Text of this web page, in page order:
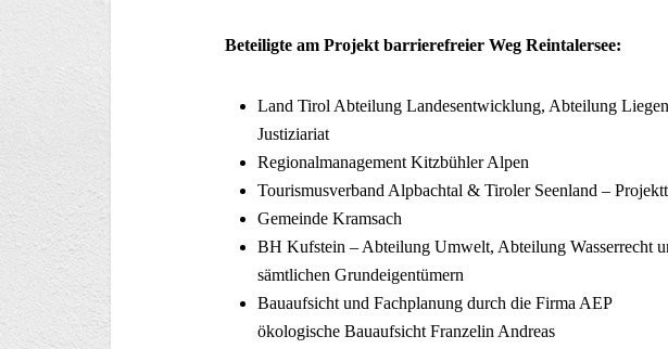
Beteiligte am Projekt barrierefreier Weg Reintalersee:
Land Tirol Abteilung Landesentwicklung, Abteilung
Justiziariat
Regionalmanagement Kitzbühler Alpen
Tourismusverband Alpbachtal & Tiroler Seenland –
Gemeinde Kramsach
BH Kufstein – Abteilung Umwelt, Abteilung Wasserrecht
sämtlichen Grundeigentümern
Bauaufsicht und Fachplanung durch die Firma AEP
ökologische Bauaufsicht Franzelin Andreas